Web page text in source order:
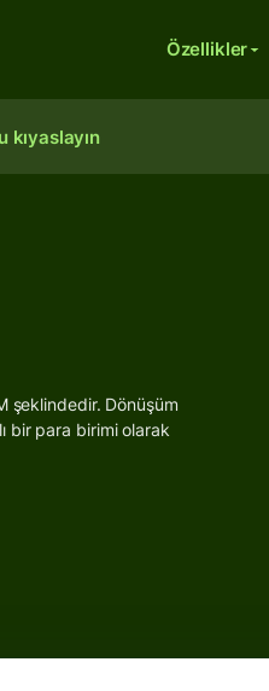
Özellikler
kıyaslayın
şeklindedir. Dönüşüm
bir para birimi olarak